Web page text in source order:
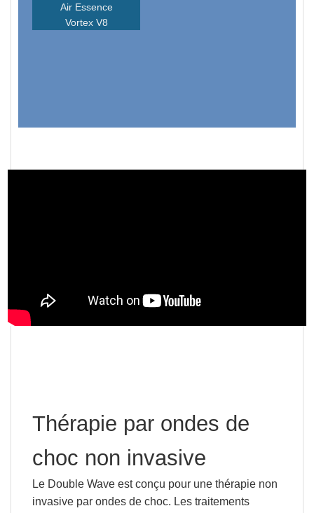
Air Essence
Vortex V8
Thérapie par ondes de
choc non invasive
Le Double Wave est conçu pour une thérapie non
invasive par ondes de choc. Les traitements